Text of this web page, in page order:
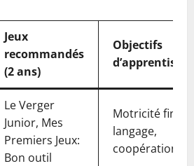
Jeux
recommandés
(2 ans)
Objectifs
Le Verger
Junior, Mes
Premiers Jeux:
Bon outil
Motricité fine,
langage,
coopération